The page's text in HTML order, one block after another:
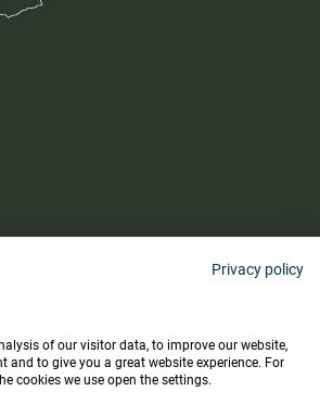
Privacy policy
of our visitor data, to improve our website,
and to give you a great website experience. For
cookies we use open the settings.